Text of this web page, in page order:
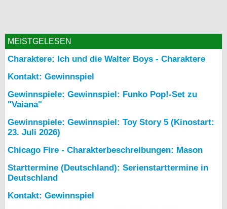
MEISTGELESEN
Charaktere: Ich und die Walter Boys - Charaktere
Kontakt: Gewinnspiel
Gewinnspiele: Gewinnspiel: Funko Pop!-Set zu
"Vaiana"
Gewinnspiele: Gewinnspiel: Toy Story 5 (Kinostart:
23. Juli 2026)
Chicago Fire - Charakterbeschreibungen: Mason
Starttermine (Deutschland): Serienstarttermine in
Deutschland
Kontakt: Gewinnspiel